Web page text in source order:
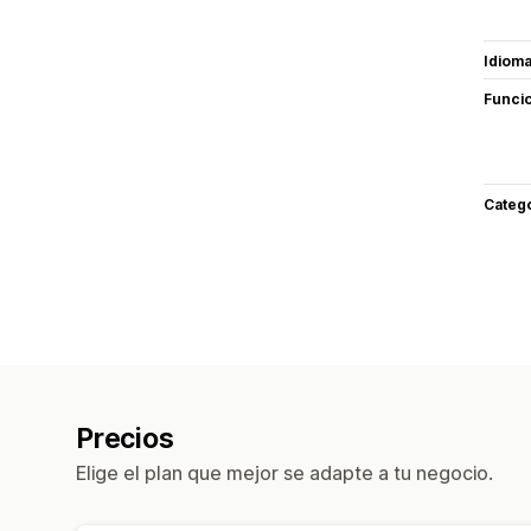
Precios
Elige el plan que mejor se adapte a tu negocio.